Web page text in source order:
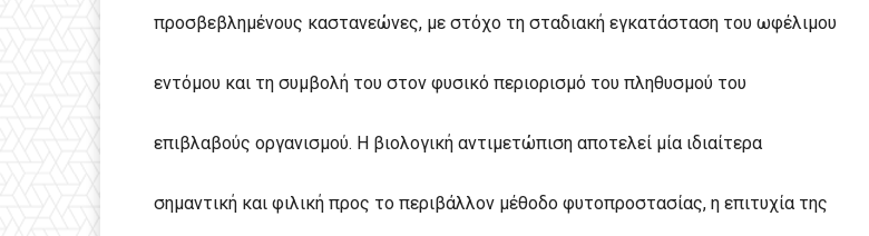
προσβεβλημένους καστανεώνες, με στόχο τη σταδιακή εγκατάσταση του ωφέλιμου
εντόμου και τη συμβολή του στον φυσικό περιορισμό του πληθυσμού του
επιβλαβούς οργανισμού. Η βιολογική αντιμετώπιση αποτελεί μία ιδιαίτερα
σημαντική και φιλική προς το περιβάλλον μέθοδο φυτοπροστασίας, η επιτυχία της